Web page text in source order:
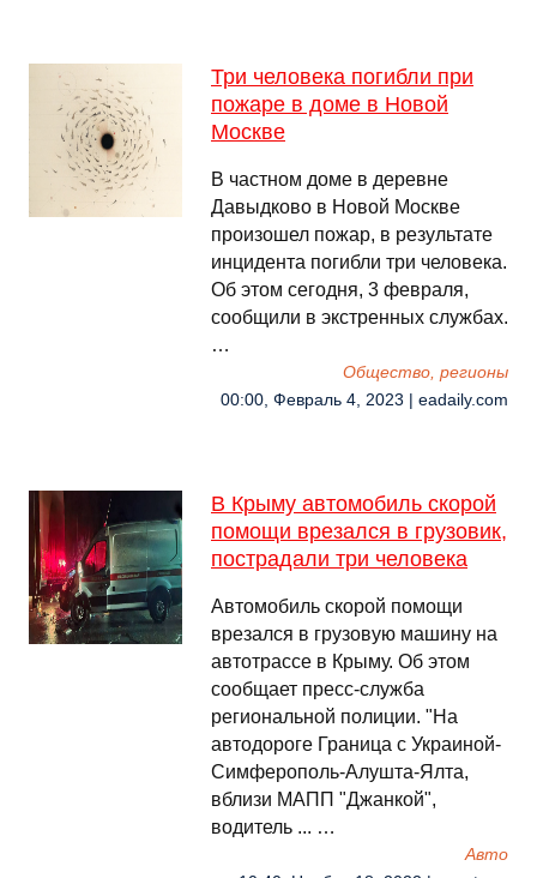
Три человека погибли при
пожаре в доме в Новой
Москве
В частном доме в деревне
Давыдково в Новой Москве
произошел пожар, в результате
инцидента погибли три человека.
Об этом сегодня, 3 февраля,
сообщили в экстренных службах.
…
Общество, регионы
00:00, Февраль 4, 2023 | eadaily.com
В Крыму автомобиль скорой
помощи врезался в грузовик,
пострадали три человека
Автомобиль скорой помощи
врезался в грузовую машину на
автотрассе в Крыму. Об этом
сообщает пресс-служба
региональной полиции. "На
автодороге Граница с Украиной-
Симферополь-Алушта-Ялта,
вблизи МАПП "Джанкой",
водитель ... …
Авто